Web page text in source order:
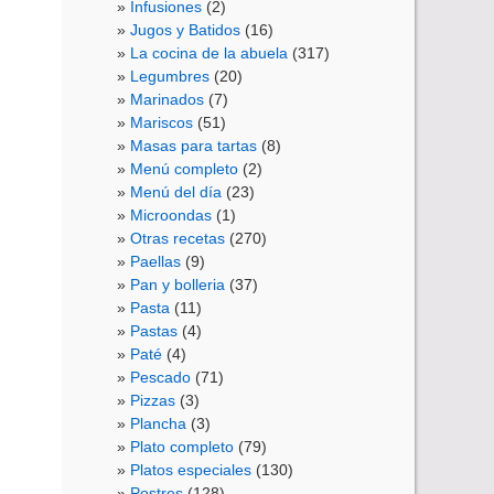
Infusiones (2)
Jugos y Batidos (16)
La cocina de la abuela (317)
Legumbres (20)
Marinados (7)
Mariscos (51)
Masas para tartas (8)
Menú completo (2)
Menú del día (23)
Microondas (1)
Otras recetas (270)
Paellas (9)
Pan y bolleria (37)
Pasta (11)
Pastas (4)
Paté (4)
Pescado (71)
Pizzas (3)
Plancha (3)
Plato completo (79)
Platos especiales (130)